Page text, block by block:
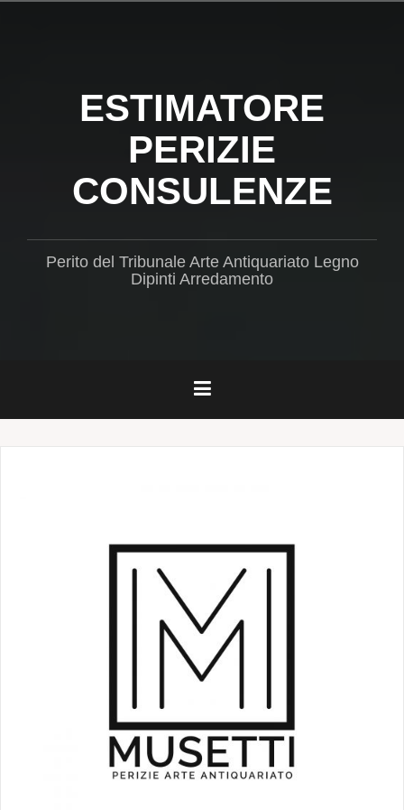
ESTIMATORE
PERIZIE
CONSULENZE
Perito del Tribunale Arte Antiquariato Legno
Dipinti Arredamento